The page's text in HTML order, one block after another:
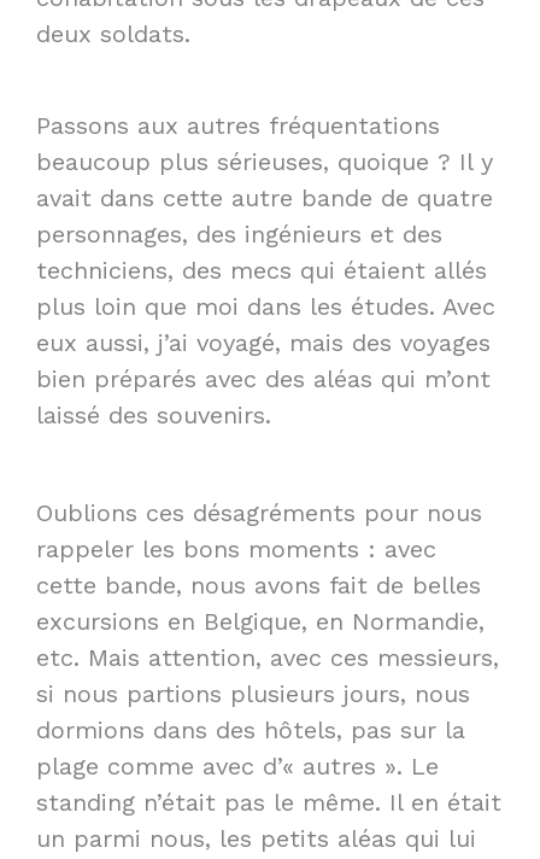
deux soldats.
Passons aux autres fréquentations
beaucoup plus sérieuses, quoique ? Il y
avait dans cette autre bande de quatre
personnages, des ingénieurs et des
techniciens, des mecs qui étaient allés
plus loin que moi dans les études. Avec
eux aussi, j’ai voyagé, mais des voyages
bien préparés avec des aléas qui m’ont
laissé des souvenirs.
Oublions ces désagréments pour nous
rappeler les bons moments : avec
cette bande, nous avons fait de belles
excursions en Belgique, en Normandie,
etc. Mais attention, avec ces messieurs,
si nous partions plusieurs jours, nous
dormions dans des hôtels, pas sur la
plage comme avec d’« autres ». Le
standing n’était pas le même. Il en était
un parmi nous, les petits aléas qui lui